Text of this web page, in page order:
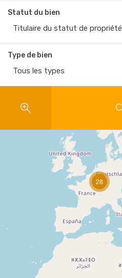
Statut du bien
Titulaire du statut de propriété
Type de bien
Tous les types
28